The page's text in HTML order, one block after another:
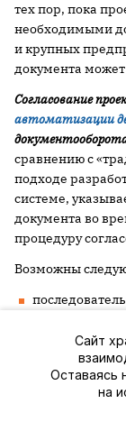
тех пор, пока
необходимыми
и крупных
документа может
Согласование
автоматизации
сравнению с
подходе
системе,
документа во
процедуру
Возможны
согласующему
Сайт
Оставаясь
на